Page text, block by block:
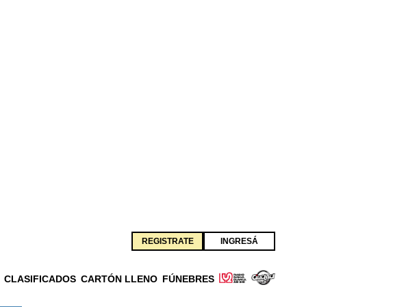
REGISTRATE INGRESÁ
CLASIFICADOS CARTÓN LLENO FÚNEBRES